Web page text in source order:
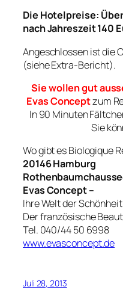
Die Hotelpreise:
nach Jahreszeit 140
Angeschlossen ist die
(siehe Extra-Bericht).
Sie wollen gut
Evas Conceptzum
In 90 Minuten
Sie
Wo gibt es Biologique
20146 Hamburg
Evas Concept –
Ihre Welt der Schönheit
Der französische
Tel. 040/44 50 6998
www.evasconcept.de
Juli 28, 2013